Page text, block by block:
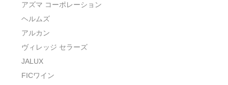
アズマ コーポレーション
ヘルムズ
アルカン
ヴィレッジ セラーズ
JALUX
FICワイン